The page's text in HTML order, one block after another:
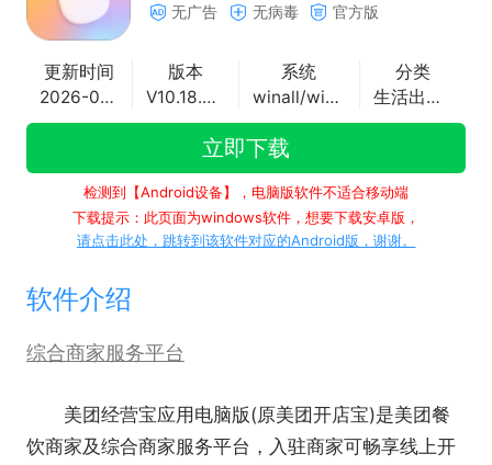
无广告 无病毒 官方版
更新时间
2026-07-13
版本
V10.18.601
系统
winall/win7/win10/win11
分类
生活出行应用
立即下载
检测到【Android设备】，电脑版软件不适合移动端
下载提示：此页面为windows软件，想要下载安卓版，
请点击此处，跳转到该软件对应的Android版，谢谢。
软件介绍
综合商家服务平台
美团经营宝应用电脑版(原美团开店宝)是美团餐
饮商家及综合商家服务平台，入驻商家可畅享线上开